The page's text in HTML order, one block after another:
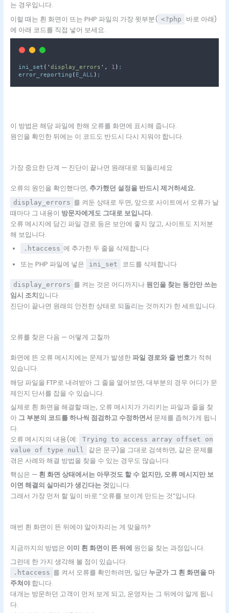
는 경우입니다.
이럴 때는 흰 화면이 뜨는 PHP 파일의 가장 윗부분( <?php
바로 아래)
에 아래 코드를 직접 넣어 보세요.
ini_set ( ' display_errors ' , 1 ) ;
error_reporting ( E_ALL ) ;
이 방법은 해당 파일에 한해 오류를 화면에 표시해 줍니다.
원인을 확인한 뒤에는 이 코드도 반드시 다시 지워야 합니다.
가장 중요한 단계 — 진단이 끝나면 원래대로 되돌리세요
오류의 원인을 확인했다면, 추가했던 설정을 반드시 제거하세요.
display_errors 를 켜둔 상태로 두면, 앞으로 사이트에서 오류가 날
때마다 그 내용이 방문자에게도 그대로 보입니다.
오류 메시지에 담긴 파일 경로 등은 보안에 좋지 않고, 사이트도 지저분
해 보입니다.
.htaccess 에 추가한 두 줄을 삭제합니다
또는 PHP 파일에 넣은
ini_set 코드를 삭제합니다
display_errors 를 켜는 것은 어디까지나 원인을 찾는 동안만 쓰는
임시 조치입니다.
진단이 끝나면 원래의 안전한 상태로 되돌리는 것까지가 한 세트입니다.
오류를 찾은 다음 — 어떻게 고칠까
화면에 뜬 오류 메시지에는 문제가 발생한파일 경로와 줄 번호가 적혀
있습니다.
해당 파일을 FTP로 내려받아 그 줄을 열어보면, 대부분의 경우 어디가 문
제인지 단서를 잡을 수 있습니다.
실제로 흰 화면을 해결할 때는, 오류 메시지가 가리키는 파일과 줄을 찾
아 그 부분의 코드를 하나씩 점검하고 수정하면서 문제를 좁혀가게 됩니
다.
오류 메시지의 내용(예:
Trying to access array offset on
value of type null
같은 문구)을 그대로 검색하면, 같은 문제를
겪은 사례와 해결 방법을 찾을 수 있는 경우도 많습니다.
핵심은 — 흰 화면 상태에서는 아무것도 할 수 없지만, 오류 메시지만 보
이면 해결의 실마리가 생긴다는 것입니다.
그래서 가장 먼저 할 일이 바로 “오류를 보이게 만드는 것”입니다.
매번 흰 화면이 뜬 뒤에야 알아차리는 게 맞을까?
지금까지의 방법은 이미 흰 화면이 뜬 뒤에 원인을 찾는 과정입니다.
그런데 한 가지 생각해 볼 점이 있습니다.
.htaccess 를 켜서 오류를 확인하려면, 일단 누군가 그 흰 화면을 마
주쳐야합니다.
대개는 방문하던 고객이 먼저 보게 되고, 운영자는 그 뒤에야 알게 됩니
다.